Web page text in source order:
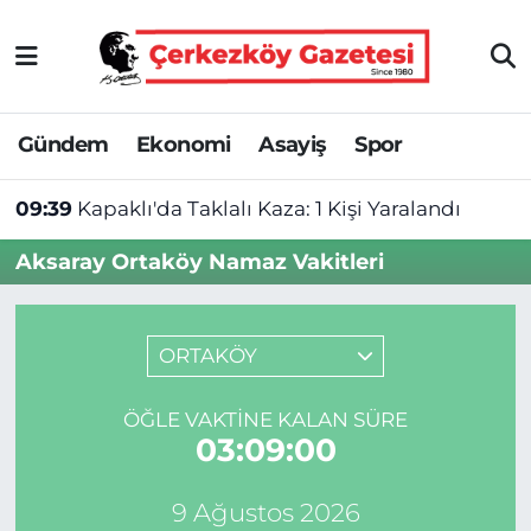
Gündem Ekonomi Asayiş Spor
09:39 Kapaklı'da Taklalı Kaza: 1 Kişi Yaralandı
Aksaray Ortaköy Namaz Vakitleri
ORTAKÖY
ÖĞLE VAKTINE KALAN SÜRE
03:09:00
9 Ağustos 2026
Asayiş
Ekonomi
Gündem
Haber
Kültür&Sanat
Tekirdağ Nöbetçi Eczaneler
Tekirdağ Hava Durumu
Tekirdağ Namaz Vakitleri
Tekirdağ Trafik Yoğunluk Haritası
Süper Lig Puan Durumu ve Fikstür
Son Dakika Haberleri
Haber Arşivi